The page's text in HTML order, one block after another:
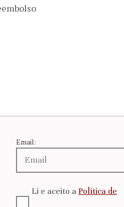
Email:
Li e aceito a Política de